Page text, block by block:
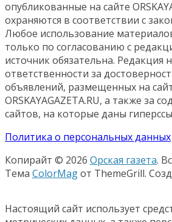
опубликованные на сайте
охраняются в соответствии с
Любое использование
только по согласованию с
источник обязательна. Редакция
ответственности за
объявлений, размещенных на
ORSKAYAGAZETA.RU, а также за
сайтов, на которые даны
Политика о персональных данных
Копирайт © 2026 Орская газета.
Тема ColorMagот ThemeGrill.
Настоящий сайт использует